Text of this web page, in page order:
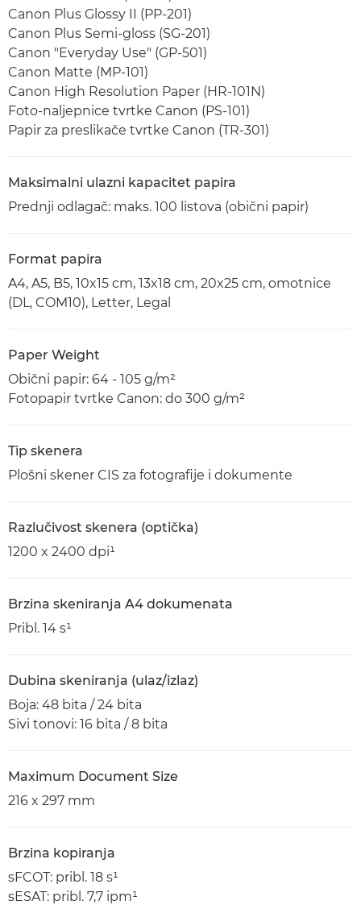
Canon Plus Glossy II (PP-201)
Canon Plus Semi-gloss (SG-201)
Canon "Everyday Use" (GP-501)
Canon Matte (MP-101)
Canon High Resolution Paper (HR-101N)
Foto-naljepnice tvrtke Canon (PS-101)
Papir za preslikače tvrtke Canon (TR-301)
Maksimalni ulazni kapacitet papira
Prednji odlagač: maks. 100 listova (obični papir)
Format papira
A4, A5, B5, 10x15 cm, 13x18 cm, 20x25 cm, omotnice
(DL, COM10), Letter, Legal
Paper Weight
Obični papir: 64 - 105 g/m²
Fotopapir tvrtke Canon: do 300 g/m²
Tip skenera
Plošni skener CIS za fotografije i dokumente
Razlučivost skenera (optička)
1200 x 2400 dpi¹
Brzina skeniranja A4 dokumenata
Pribl. 14 s¹
Dubina skeniranja (ulaz/izlaz)
Boja: 48 bita / 24 bita
Sivi tonovi: 16 bita / 8 bita
Maximum Document Size
216 x 297 mm
Brzina kopiranja
sFCOT: pribl. 18 s¹
sESAT: pribl. 7,7 ipm¹